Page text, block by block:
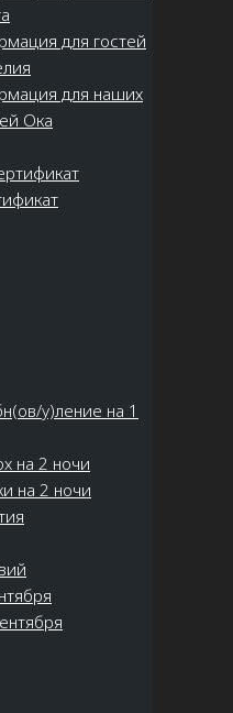
для гостей
для наших
Ока
у)ление на 1
на 2 ночи
на 2 ночи